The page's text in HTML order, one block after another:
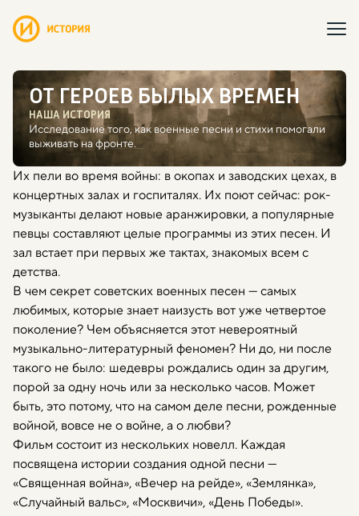
ОТ ГЕРОЕВ БЫЛЫХ ВРЕМЕН
НАША ИСТОРИЯ
Исследование того, как военные песни и стихи помогали
выживать на фронте.
Их пели во время войны: в окопах и заводских цехах, в
концертных залах и госпиталях. Их поют сейчас: рок-
музыканты делают новые аранжировки, а популярные
певцы составляют целые программы из этих песен. И
зал встает при первых же тактах, знакомых всем с
детства.
В чем секрет советских военных песен — самых
любимых, которые знает наизусть вот уже четвертое
поколение? Чем объясняется этот невероятный
музыкально-литературный феномен? Ни до, ни после
такого не было: шедевры рождались один за другим,
порой за одну ночь или за несколько часов. Может
быть, это потому, что на самом деле песни, рожденные
войной, вовсе не о войне, а о любви?
Фильм состоит из нескольких новелл. Каждая
посвящена истории создания одной песни —
«Священная война», «Вечер на рейде», «Землянка»,
«Случайный вальс», «Москвичи», «День Победы».